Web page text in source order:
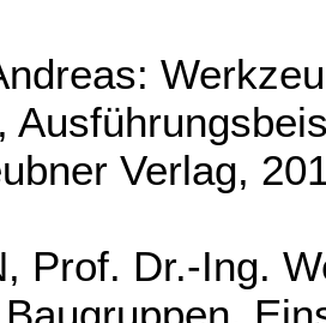
Verlag,
Prof. Dr.-Ing.